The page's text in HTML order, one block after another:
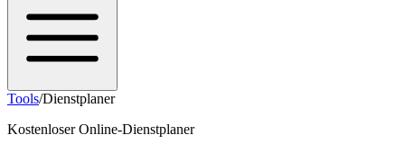
Tools/Dienstplaner
Kostenloser Online-Dienstplaner